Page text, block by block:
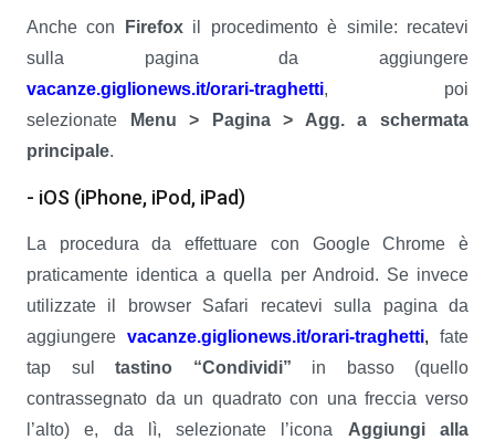
Anche con Firefoxil procedimento è simile: recatevi
sulla pagina da aggiungere
vacanze.giglionews.it/orari-traghetti, poi
selezionate
Menu > Pagina > Agg. a schermata
principale.
- iOS (iPhone, iPod, iPad)
La procedura da effettuare con Google Chrome è
praticamente identica a quella per Android. Se invece
utilizzate il browser Safari recatevi sulla pagina da
aggiungere vacanze.giglionews.it/orari-traghetti, fate
tap sul tastino “Condividi” in basso (quello
contrassegnato da un quadrato con una freccia verso
l’alto)
e, da lì, selezionate l’icona Aggiungi alla